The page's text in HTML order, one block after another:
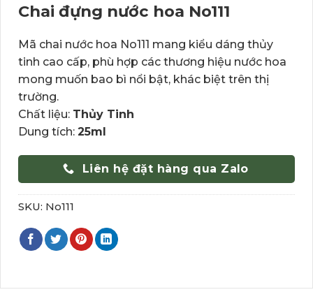
Chai đựng nước hoa No111
Mã chai nước hoa No111 mang kiểu dáng thủy
tinh cao cấp, phù hợp các thương hiệu nước hoa
mong muốn bao bì nổi bật, khác biệt trên thị
trường.
Chất liệu: Thủy Tinh
Dung tích: 25ml
Liên hệ đặt hàng qua Zalo
SKU: No111